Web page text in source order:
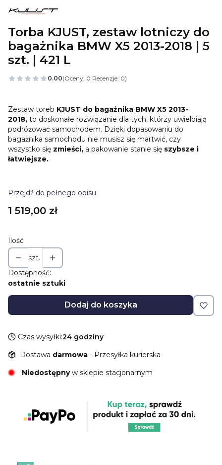
Torba KJUST, zestaw lotniczy do
bagażnika BMW X5 2013-2018 | 5
szt. | 421 L
0.00(Oceny: 0 Recenzje: 0)
Zestaw toreb KJUST do bagażnika BMW X5 2013-
2018, to doskonałe rozwiązanie dla tych, którzy uwielbiają
podróżować samochodem. Dzięki dopasowaniu do
bagażnika samochodu nie musisz się martwić, czy
wszystko się zmieści, a pakowanie stanie się szybsze i
łatwiejsze.
Przejdź do pełnego opisu
Cena
1 519,00 zł
Ilość
szt.
Dostępność:
ostatnie sztuki
Dodaj do koszyka
Czas wysyłki:24 godziny
Dostawa darmowa - Przesyłka kurierska
Niedostępnyw sklepie stacjonarnym